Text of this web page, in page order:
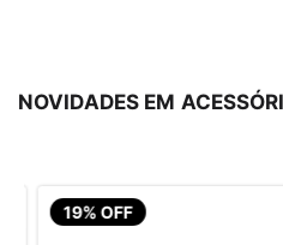
NOVIDADES EM
19% OFF